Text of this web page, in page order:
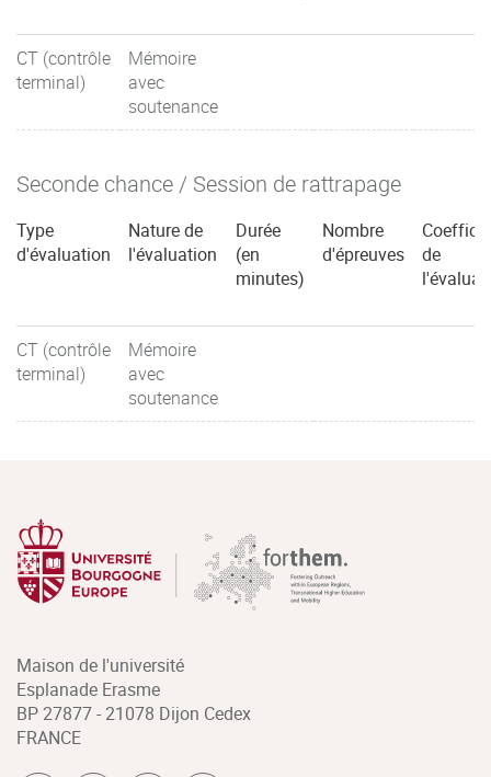
CT (contrôle
terminal)
Mémoire
avec
soutenance
Seconde chance / Session de rattrapage
Type
d'évaluation
Nature de
l'évaluation
Durée
(en
minutes)
Nombre
d'épreuves
de
CT (contrôle
terminal)
Mémoire
avec
soutenance
Maison de l'université
Esplanade Erasme
BP 27877 - 21078 Dijon Cedex
FRANCE